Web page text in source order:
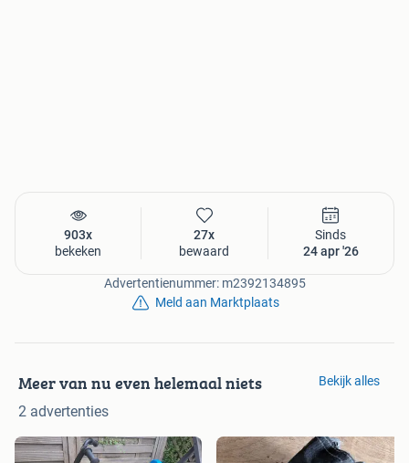
903x
bekeken
27x
bewaard
Sinds
24 apr '26
Advertentienummer: m2392134895
Meld aan Marktplaats
Meer van nu even helemaal niets
2 advertenties
Bekijk alles